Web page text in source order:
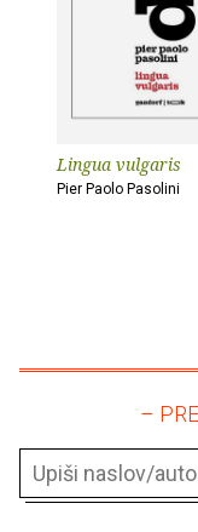
Lingua vulgaris
Pier Paolo Pasolini
–